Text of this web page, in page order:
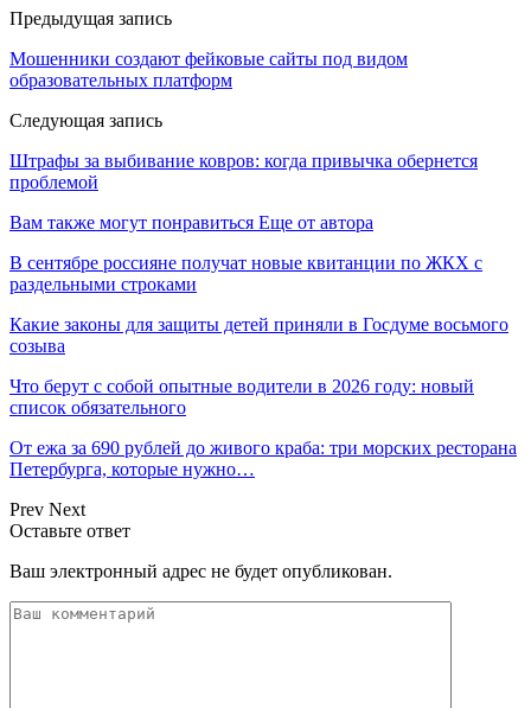
Предыдущая запись
Мошенники создают фейковые сайты под видом
образовательных платформ
Следующая запись
Штрафы за выбивание ковров: когда привычка обернется
проблемой
Вам также могут понравиться Еще от автора
В сентябре россияне получат новые квитанции по ЖКХ с
раздельными строками
Какие законы для защиты детей приняли в Госдуме восьмого
созыва
Что берут с собой опытные водители в 2026 году: новый
список обязательного
От ежа за 690 рублей до живого краба: три морских ресторана
Петербурга, которые нужно…
Prev Next
Оставьте ответ
Ваш электронный адрес не будет опубликован.